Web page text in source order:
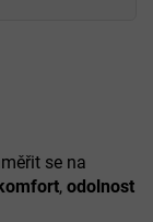
se na
, odolnost